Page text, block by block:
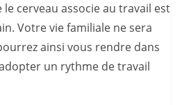
cerveau associe au travail est
Votre vie familiale ne sera
ainsi vous rendre dans
un rythme de travail